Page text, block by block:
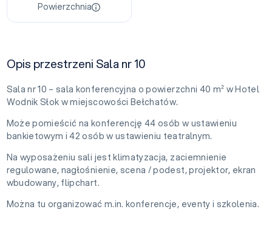
Powierzchnia
Opis przestrzeni Sala nr 10
Sala nr 10 – sala konferencyjna o powierzchni 40 m² w Hotel
Wodnik Słok w miejscowości Bełchatów.
Może pomieścić na konferencję 44 osób w ustawieniu
bankietowym i 42 osób w ustawieniu teatralnym.
Na wyposażeniu sali jest klimatyzacja, zaciemnienie
regulowane, nagłośnienie, scena / podest, projektor, ekran
wbudowany, flipchart.
Można tu organizować m.in. konferencje, eventy i szkolenia.